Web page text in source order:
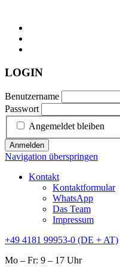
LOGIN
Benutzername
Passwort
Angemeldet bleiben
Anmelden
Navigation überspringen
Kontakt
Kontaktformular
WhatsApp
Das Team
Impressum
+49 4181 99953-0 (DE + AT)
Mo – Fr: 9 – 17 Uhr